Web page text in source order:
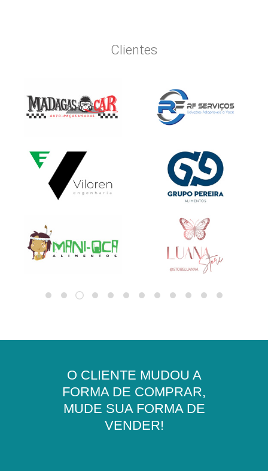
Clientes
O CLIENTE MUDOU A
FORMA DE COMPRAR,
MUDE SUA FORMA DE
VENDER!